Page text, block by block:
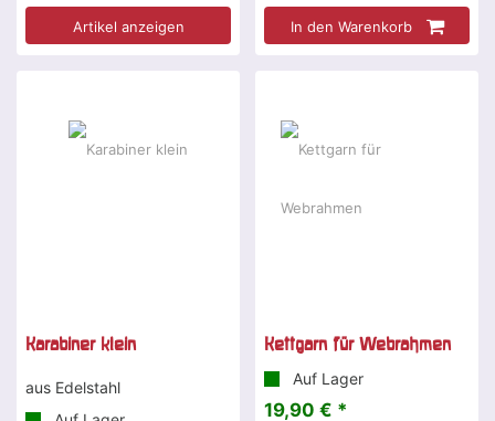
Artikel anzeigen In den Warenkorb
Karabiner klein
aus Edelstahl
Kettgarn für Webrahmen
Auf Lager
19,90 € *